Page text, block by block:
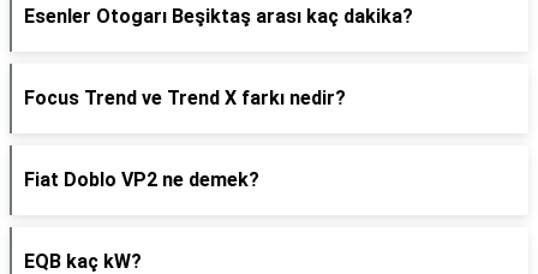
Esenler Otogarı Beşiktaş arası kaç dakika?
Focus Trend ve Trend X farkı nedir?
Fiat Doblo VP2 ne demek?
EQB kaç kW?